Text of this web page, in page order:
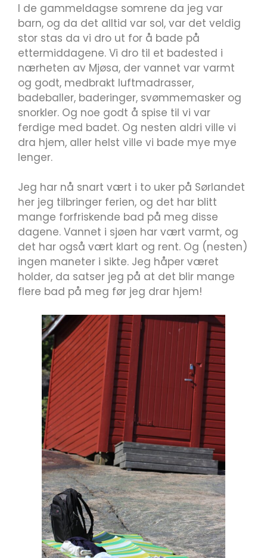
I de gammeldagse somrene da jeg var
barn, og da det alltid var sol, var det veldig
stor stas da vi dro ut for å bade på
ettermiddagene. Vi dro til et badested i
nærheten av Mjøsa, der vannet var varmt
og godt, medbrakt luftmadrasser,
badeballer, baderinger, svømmemasker og
snorkler. Og noe godt å spise til vi var
ferdige med badet. Og nesten aldri ville vi
dra hjem, aller helst ville vi bade mye mye
lenger.
Jeg har nå snart vært i to uker på Sørlandet
her jeg tilbringer ferien, og det har blitt
mange forfriskende bad på meg disse
dagene. Vannet i sjøen har vært varmt, og
det har også vært klart og rent. Og (nesten)
ingen maneter i sikte. Jeg håper været
holder, da satser jeg på at det blir mange
flere bad på meg før jeg drar hjem!